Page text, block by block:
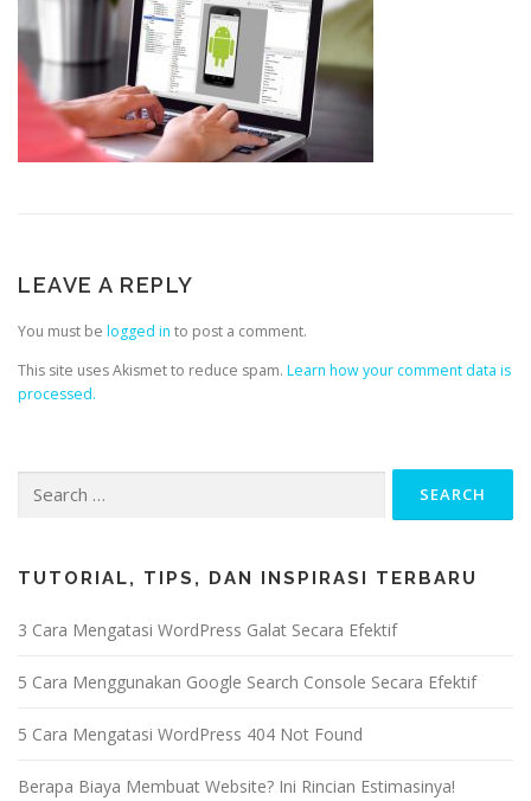
LEAVE A REPLY
You must be logged in to post a comment.
This site uses Akismet to reduce spam. Learn how your comment data is
processed.
TUTORIAL, TIPS, DAN INSPIRASI TERBARU
3 Cara Mengatasi WordPress Galat Secara Efektif
5 Cara Menggunakan Google Search Console Secara Efektif
5 Cara Mengatasi WordPress 404 Not Found
Berapa Biaya Membuat Website? Ini Rincian Estimasinya!